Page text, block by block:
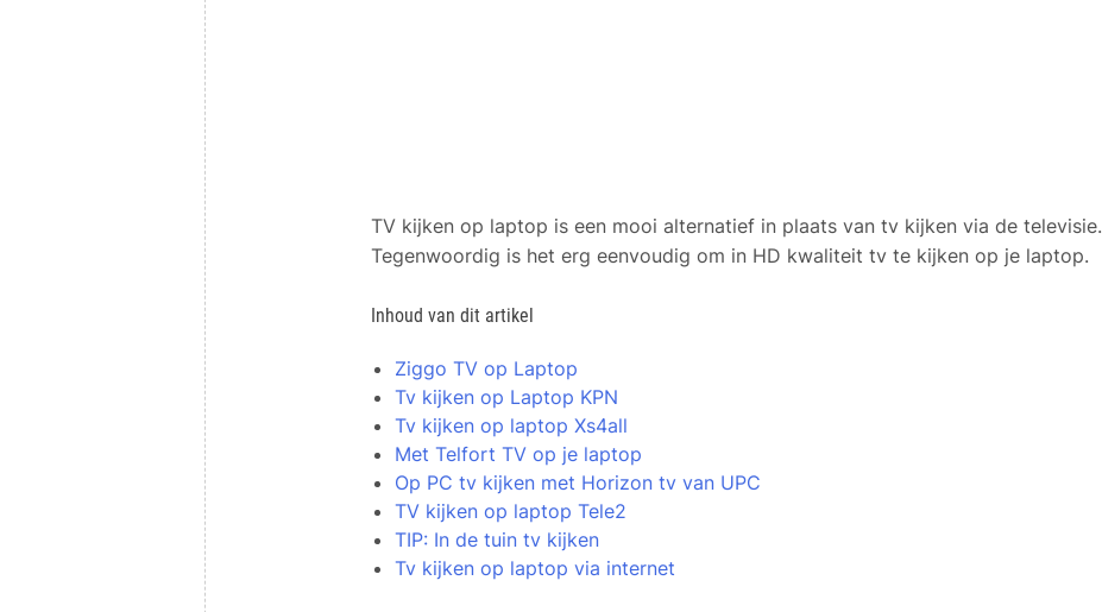
TV kijken op laptop is een mooi alternatief in plaats van tv kijken via de televisie.
Tegenwoordig is het erg eenvoudig om in HD kwaliteit tv te kijken op je laptop.
Inhoud van dit artikel
Ziggo TV op Laptop
Tv kijken op Laptop KPN
Tv kijken op laptop Xs4all
Met Telfort TV op je laptop
Op PC tv kijken met Horizon tv van UPC
TV kijken op laptop Tele2
TIP: In de tuin tv kijken
Tv kijken op laptop via internet